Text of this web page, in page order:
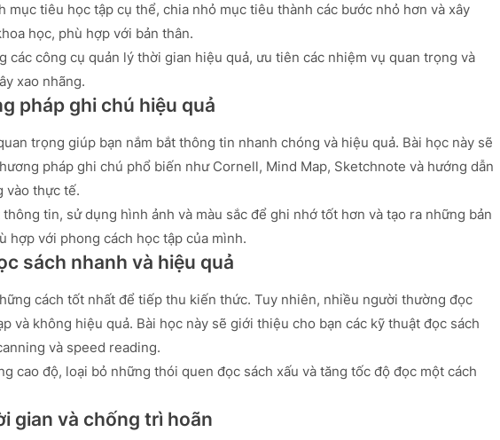
mục tiêu học tập cụ thể, chia nhỏ mục tiêu thành các bước nhỏ hơn và xây
học, phù hợp với bản thân.
các công cụ quản lý thời gian hiệu quả, ưu tiên các nhiệm vụ quan trọng và
xao nhãng.
pháp ghi chú hiệu quả
trọng giúp bạn nắm bắt thông tin nhanh chóng và hiệu quả. Bài học này sẽ
pháp ghi chú phổ biến như Cornell, Mind Map, Sketchnote và hướng dẫn
vào thực tế.
tin, sử dụng hình ảnh và màu sắc để ghi nhớ tốt hơn và tạo ra những bản
hợp với phong cách học tập của mình.
sách nhanh và hiệu quả
cách tốt nhất để tiếp thu kiến thức. Tuy nhiên, nhiều người thường đọc
và không hiệu quả. Bài học này sẽ giới thiệu cho bạn các kỹ thuật đọc sách
và speed reading.
cao độ, loại bỏ những thói quen đọc sách xấu và tăng tốc độ đọc một cách
gian và chống trì hoãn